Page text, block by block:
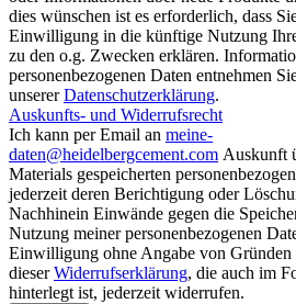
dies wünschen ist es erforderlich, dass
Einwilligung in die künftige Nutzung
zu den o.g. Zwecken erklären.
personenbezogenen Daten entnehmen
unsererDatenschutzerklärung.
Auskunfts- und Widerrufsrecht
Ich kann per Email an meine-
daten@heidelbergcement.com Auskunft
Materials gespeicherten
jederzeit deren Berichtigung oder
Nachhinein Einwände gegen die
Nutzung meiner personenbezogenen
Einwilligung ohne Angabe von Gründen
dieserWiderrufserklärung, die auch im
hinterlegt ist, jederzeit widerrufen.